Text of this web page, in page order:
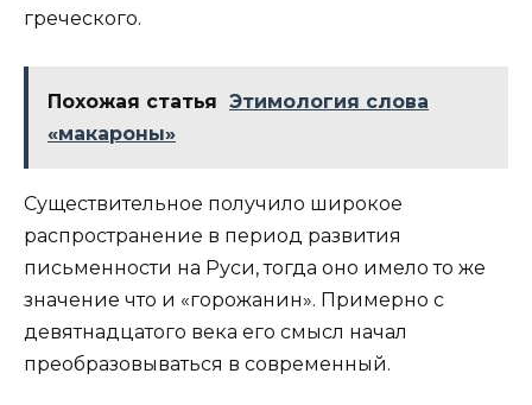
греческого.
Похожая статья Этимология слова
«макароны»
Существительное получило широкое
распространение в период развития
письменности на Руси, тогда оно имело то же
значение что и «горожанин». Примерно с
девятнадцатого века его смысл начал
преобразовываться в современный.